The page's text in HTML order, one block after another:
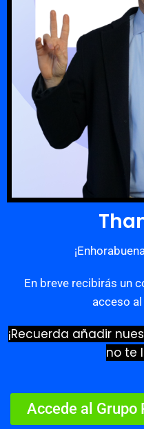
En breve recibirás un
acceso
¡Recuerda añadir
no te
Accede al Grupo